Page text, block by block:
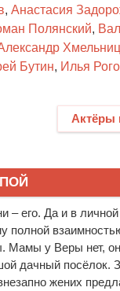
, Анастасия
Полянский,
Бутин, Илья
Актёры
– его. Да и в
полной
Мамы у Веры нет,
дачный посёлок.
жених